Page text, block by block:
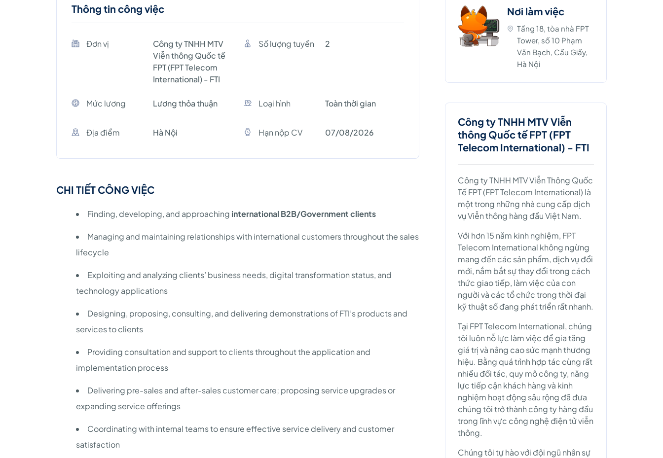
Thông tin công việc
Đơn vị
Công ty TNHH MTV
Viễn thông Quốc tế
FPT (FPT Telecom
International) - FTI
Số lượng tuyền 2
Mức lương Lương thỏa thuận Loại hình Toàn thời gian
Địa điểm Hà Nội Hạn nộp CV 07/08/2026
CHI TIẾT CÔNG VIỆC
Finding, developing, and approaching international B2B/Government clients
Managing and maintaining relationships with international customers throughout the sales
lifecycle
Exploiting and analyzing clients’ business needs, digital transformation status, and
technology applications
Designing, proposing, consulting, and delivering demonstrations of FTI’s products and
services to clients
Providing consultation and support to clients throughout the application and
implementation process
Delivering pre-sales and after-sales customer care; proposing service upgrades or
expanding service offerings
Coordinating with internal teams to ensure effective service delivery and customer
satisfaction
Nơi làm việc
Tầng 18, tòa nhà FPT
Tower, số 10 Phạm
Văn Bạch, Cầu Giấy,
Hà Nội
Công ty TNHH MTV Viễn
thông Quốc tế FPT (FPT
Telecom International) - FTI
Công ty TNHH MTV Viễn Thông Quốc
Tế FPT (FPT Telecom International) là
một trong những nhà cung cấp dịch
vụ Viễn thông hàng đầu Việt Nam.
Với hơn 15 năm kinh nghiệm, FPT
Telecom International không ngừng
mang đến các sản phẩm, dịch vụ đổi
mới, nắm bắt sự thay đổi trong cách
thức giao tiếp, làm việc của con
người và các tổ chức trong thời đại
kỹ thuật số đang phát triển rất nhanh.
Tại FPT Telecom International, chúng
tôi luôn nỗ lực làm việc để gia tăng
giá trị và nâng cao sức mạnh thương
hiệu. Bằng quá trình hợp tác cùng rất
nhiều đối tác, quy mô công ty, năng
lực tiếp cận khách hàng và kinh
nghiệm hoạt động sâu rộng đã đưa
chúng tôi trở thành công ty hàng đầu
trong lĩnh vực công nghệ điện tử viễn
thông.
Chúng tôi tự hào với đội ngũ nhân sự